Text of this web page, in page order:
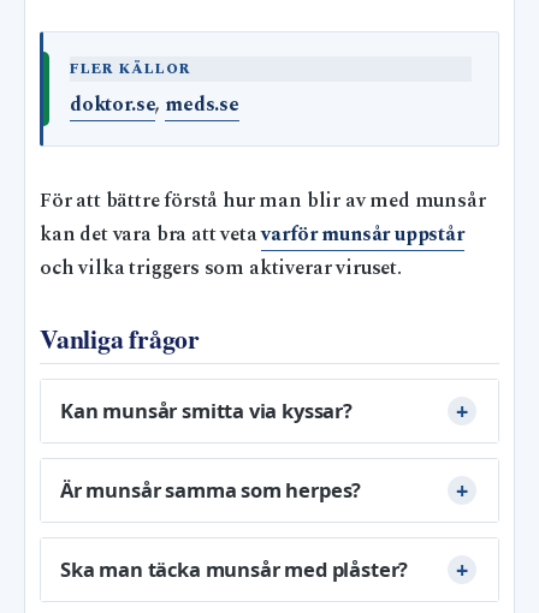
FLER KÄLLOR
doktor.se, meds.se
För att bättre förstå hur man blir av med munsår
kan det vara bra att vetavarför munsår uppstår
och vilka triggers som aktiverar viruset.
Vanliga frågor
Kan munsår smitta via kyssar?
Är munsår samma som herpes?
Ska man täcka munsår med plåster?